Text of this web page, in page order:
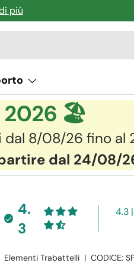
più
2026 🏖️
dal 8/08/26 fino al
dal 24/08/
4.
3
4.3
Elementi Trabattelli |CODICE: